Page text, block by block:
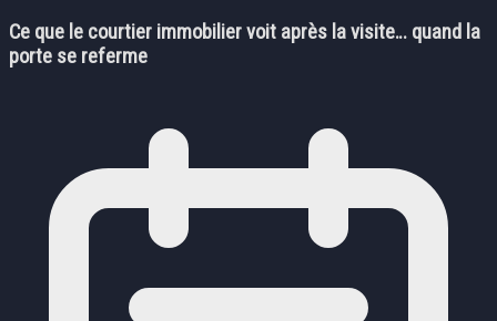
Ce que le courtier immobilier voit après la visite… quand la
porte se referme